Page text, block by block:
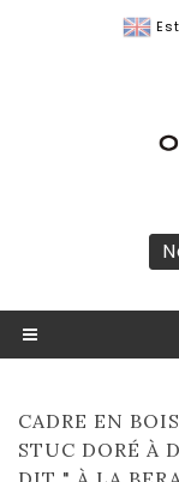
CADRE EN
STUC DORÉ À